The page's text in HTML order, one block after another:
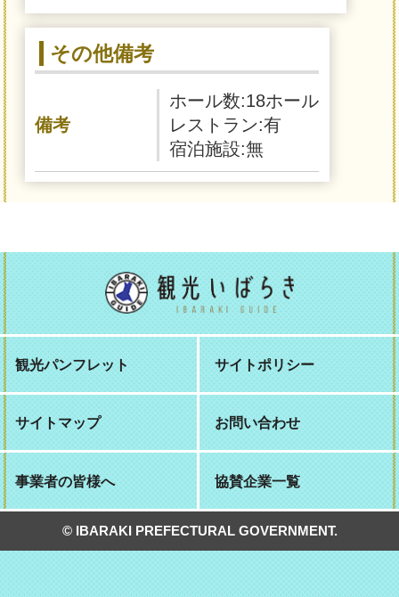
その他備考
備考
ホール数:18ホール
レストラン:有
宿泊施設:無
観光パンフレット サイトポリシー
サイトマップ お問い合わせ
事業者の皆様へ 協賛企業一覧
© IBARAKI PREFECTURAL GOVERNMENT.